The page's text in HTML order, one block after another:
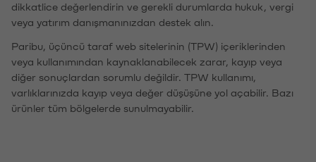
dikkatlice değerlendirin ve gerekli durumlarda hukuk, vergi
veya yatırım danışmanınızdan destek alın.
Paribu, üçüncü taraf web sitelerinin (TPW) içeriklerinden
veya kullanımından kaynaklanabilecek zarar, kayıp veya
diğer sonuçlardan sorumlu değildir. TPW kullanımı,
varlıklarınızda kayıp veya değer düşüşüne yol açabilir. Bazı
ürünler tüm bölgelerde sunulmayabilir.